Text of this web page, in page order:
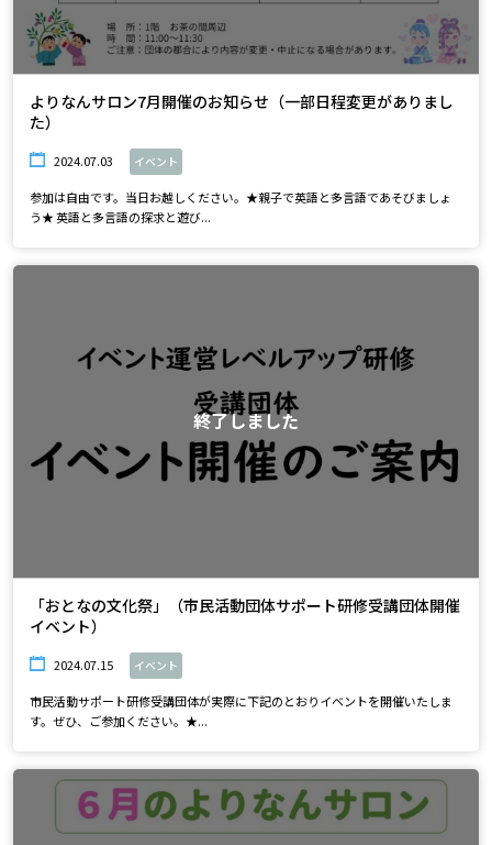
よりなんサロン7月開催のお知らせ（一部日程変更がありまし
た）
2024.07.03 イベント
参加は自由です。当日お越しください。★親子で英語と多言語であそびましょ
う★ 英語と多言語の探求と遊び...
終了しました
「おとなの文化祭」（市民活動団体サポート研修受講団体開催
イベント）
2024.07.15 イベント
市民活動サポート研修受講団体が実際に下記のとおりイベントを開催いたしま
す。ぜひ、ご参加ください。★...